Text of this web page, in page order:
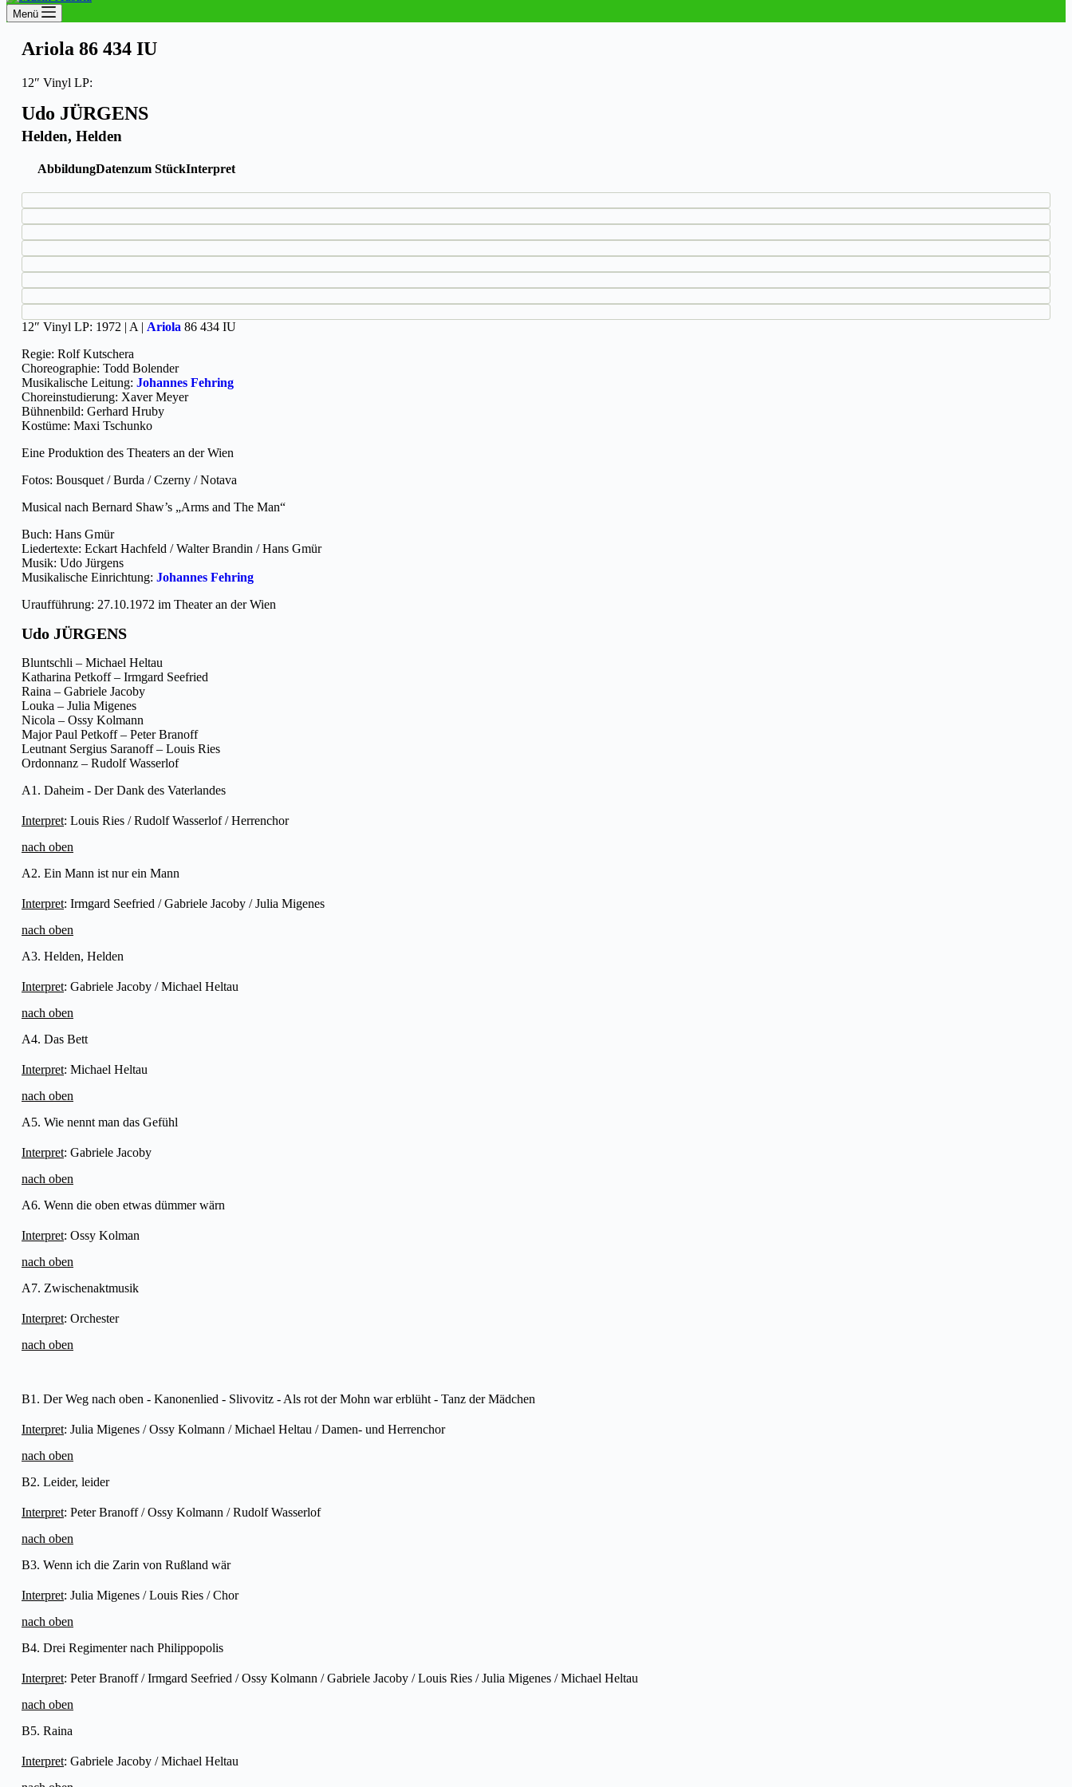
Menü
Ariola 86 434 IU
12″ Vinyl LP:
Udo JÜRGENS
Helden, Helden
AbbildungDatenzum StückInterpret
12″ Vinyl LP: 1972 | A | Ariola 86 434 IU
Regie: Rolf Kutschera
Choreographie: Todd Bolender
Musikalische Leitung: Johannes Fehring
Choreinstudierung: Xaver Meyer
Bühnenbild: Gerhard Hruby
Kostüme: Maxi Tschunko
Eine Produktion des Theaters an der Wien
Fotos: Bousquet / Burda / Czerny / Notava
Musical nach Bernard Shaw’s „Arms and The Man“
Buch: Hans Gmür
Liedertexte: Eckart Hachfeld / Walter Brandin / Hans Gmür
Musik: Udo Jürgens
Musikalische Einrichtung: Johannes Fehring
Uraufführung: 27.10.1972 im Theater an der Wien
Udo JÜRGENS
Bluntschli – Michael Heltau
Katharina Petkoff – Irmgard Seefried
Raina – Gabriele Jacoby
Louka – Julia Migenes
Nicola – Ossy Kolmann
Major Paul Petkoff – Peter Branoff
Leutnant Sergius Saranoff – Louis Ries
Ordonnanz – Rudolf Wasserlof
A1. Daheim - Der Dank des Vaterlandes
Interpret: Louis Ries / Rudolf Wasserlof / Herrenchor
nach oben
A2. Ein Mann ist nur ein Mann
Interpret: Irmgard Seefried / Gabriele Jacoby / Julia Migenes
nach oben
A3. Helden, Helden
Interpret: Gabriele Jacoby / Michael Heltau
nach oben
A4. Das Bett
Interpret: Michael Heltau
nach oben
A5. Wie nennt man das Gefühl
Interpret: Gabriele Jacoby
nach oben
A6. Wenn die oben etwas dümmer wärn
Interpret: Ossy Kolman
nach oben
A7. Zwischenaktmusik
Interpret: Orchester
nach oben
B1. Der Weg nach oben - Kanonenlied - Slivovitz - Als rot der Mohn war erblüht - Tanz der Mädchen
Interpret: Julia Migenes / Ossy Kolmann / Michael Heltau / Damen- und Herrenchor
nach oben
B2. Leider, leider
Interpret: Peter Branoff / Ossy Kolmann / Rudolf Wasserlof
nach oben
B3. Wenn ich die Zarin von Rußland wär
Interpret: Julia Migenes / Louis Ries / Chor
nach oben
B4. Drei Regimenter nach Philippopolis
Interpret: Peter Branoff / Irmgard Seefried / Ossy Kolmann / Gabriele Jacoby / Louis Ries / Julia Migenes / Michael Heltau
nach oben
B5. Raina
Interpret: Gabriele Jacoby / Michael Heltau